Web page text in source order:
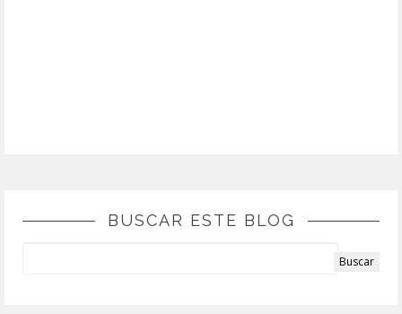
BUSCAR ESTE BLOG